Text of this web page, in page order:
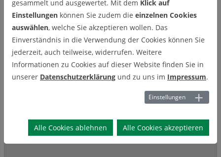
gesammelt und ausgewertet. Mit dem Klick auf
Einstellungen können Sie zudem die einzelnen Cookies
auswählen, welche Sie akzeptieren wollen. Das
Einverständnis in die Verwendung der Cookies können Sie
jederzeit, auch teilweise, widerrufen. Weitere
Informationen zu Cookies auf dieser Website finden Sie in
unserer Datenschutzerklärung und zu uns im Impressum.
Einstellungen
Alle Cookies ablehnen Alle Cookies akzeptieren